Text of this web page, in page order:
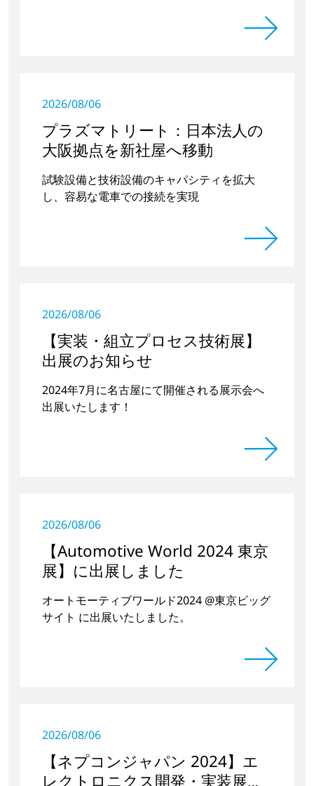
2026/08/06
プラズマトリート：日本法人の
大阪拠点を新社屋へ移動
試験設備と技術設備のキャパシティを拡大
し、容易な電車での接続を実現
2026/08/06
【実装・組立プロセス技術展】
出展のお知らせ
2024年7月に名古屋にて開催される展示会へ
出展いたします！
2026/08/06
【Automotive World 2024 東京
展】に出展しました
オートモーティブワールド2024 @東京ビッグ
サイト に出展いたしました。
2026/08/06
【ネプコンジャパン 2024】エ
レクトロニクス開発・実装展に